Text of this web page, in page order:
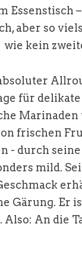
Essenstisch
aber so
wie kein
für delikate
Marinaden
frischen
- durch seine
mild.
Gärung. Er
An die